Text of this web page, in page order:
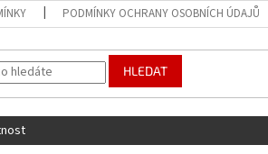
PODMÍNKY OCHRANY OSOBNÍCH ÚDAJŮ
HLEDAT